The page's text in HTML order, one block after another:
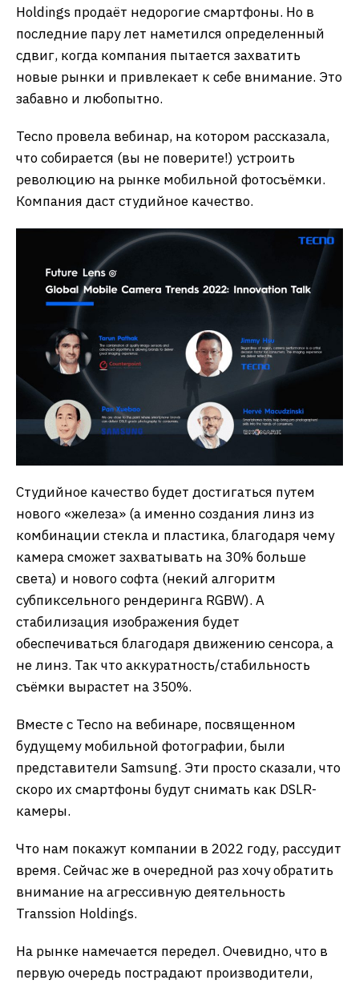
Holdings продаёт недорогие смартфоны. Но в
последние пару лет наметился определенный
сдвиг, когда компания пытается захватить
новые рынки и привлекает к себе внимание. Это
забавно и любопытно.
Tecno провела вебинар, на котором рассказала,
что собирается (вы не поверите!) устроить
революцию на рынке мобильной фотосъёмки.
Компания даст студийное качество.
Студийное качество будет достигаться путем
нового «железа» (а именно создания линз из
комбинации стекла и пластика, благодаря чему
камера сможет захватывать на 30% больше
света) и нового софта (некий алгоритм
субпиксельного рендеринга RGBW). А
стабилизация изображения будет
обеспечиваться благодаря движению сенсора, а
не линз. Так что аккуратность/стабильность
съёмки вырастет на 350%.
Вместе с Tecno на вебинаре, посвященном
будущему мобильной фотографии, были
представители Samsung. Эти просто сказали, что
скоро их смартфоны будут снимать как DSLR-
камеры.
Что нам покажут компании в 2022 году, рассудит
время. Сейчас же в очередной раз хочу обратить
внимание на агрессивную деятельность
Transsion Holdings.
На рынке намечается передел. Очевидно, что в
первую очередь пострадают производители,